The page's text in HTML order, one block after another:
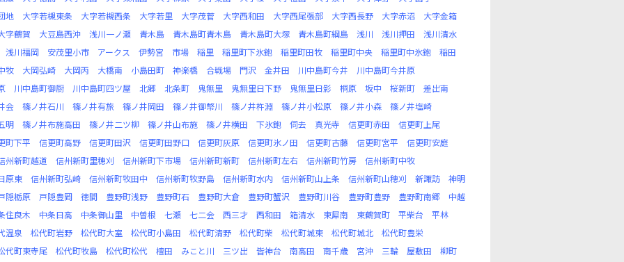
地
大字若槻東条 大字若槻西条 大字若里 大字茂菅 大字西和田 大字西尾張部 大字西長野 大字赤沼
大字金箱
字鶴賀
大豆島西沖 浅川一ノ瀬 青木島 青木島町青木島 青木島町大塚 青木島町綱島 浅川 浅川押田
浅川清水
浅川福岡
安茂里小市 アークス 伊勢宮 市場 稲里 稲里町下氷鉋 稲里町田牧 稲里町中央 稲里町中氷鉋
稲田
牧
大岡弘崎 大岡丙 大橋南 小島田町 神楽橋 合戦場 門沢 金井田 川中島町今井
川中島町今井原
川中島町御厨 川中島町四ツ屋 北郷 北条町 鬼無里 鬼無里日下野 鬼無里日影 桐原 坂中 桜新町
差出南
会
篠ノ井石川 篠ノ井有旅 篠ノ井岡田 篠ノ井御幣川 篠ノ井杵淵 篠ノ井小松原 篠ノ井小森
篠ノ井塩崎
明
篠ノ井布施高田 篠ノ井二ツ柳 篠ノ井山布施 篠ノ井横田 下氷鉋 伺去 真光寺 信更町赤田
信更町上尾
町下平
信更町高野 信更町田沢 信更町田野口 信更町灰原 信更町氷ノ田 信更町古藤 信更町宮平
信更町安庭
州新町越道
信州新町里穂刈 信州新町下市場 信州新町新町 信州新町左右 信州新町竹房
信州新町中牧
原東
信州新町弘崎 信州新町牧田中 信州新町牧野島 信州新町水内 信州新町山上条 信州新町山穂刈 新諏訪
神明
隠栃原
戸隠豊岡 徳間 豊野町浅野 豊野町石 豊野町大倉 豊野町蟹沢 豊野町川谷 豊野町豊野 豊野町南郷
中越
住良木
中条日高 中条御山里 中曽根 七瀬 七二会 西三才 西和田 箱清水 東犀南 東鶴賀町 平柴台
平林
温泉
松代町岩野 松代町大室 松代町小島田 松代町清野 松代町柴 松代町城東 松代町城北
松代町豊栄
代町東寺尾
松代町牧島 松代町松代 檀田 みこと川 三ツ出 皆神台 南高田 南千歳 宮沖 三輪 屋敷田
柳町